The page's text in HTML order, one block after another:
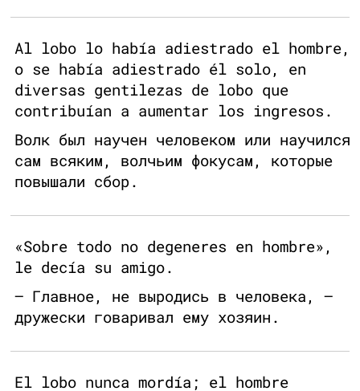
Al lobo lo había adiestrado el hombre,
o se había adiestrado él solo, en
diversas gentilezas de lobo que
contribuían a aumentar los ingresos.
Волк был научен человеком или научился
сам всяким, волчьим фокусам, которые
повышали сбор.
«Sobre todo no degeneres en hombre»,
le decía su amigo.
— Главное, не выродись в человека, —
дружески говаривал ему хозяин.
El lobo nunca mordía; el hombre